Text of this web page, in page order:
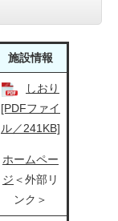
施設情報
しおり
[PDFファイ
ル／241KB]
ホームペー
ジ ＜外部リ
ンク＞